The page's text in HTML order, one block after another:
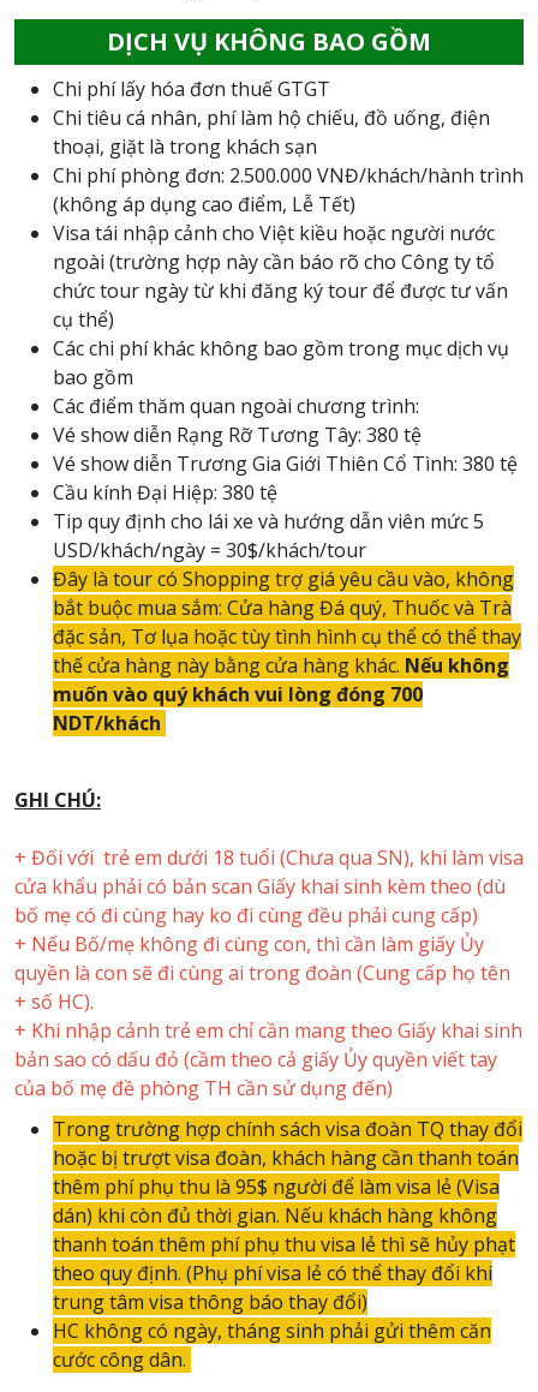
DỊCH VỤ KHÔNG BAO GỒM
Chi phí lấy hóa đơn thuế GTGT
Chi tiêu cá nhân, phí làm hộ chiếu, đồ uống, điện
thoại, giặt là trong khách sạn
Chi phí phòng đơn: 2.500.000 VNĐ/khách/hành trình
(không áp dụng cao điểm, Lễ Tết)
Visa tái nhập cảnh cho Việt kiều hoặc người nước
ngoài (trường hợp này cần báo rõ cho Công ty tổ
chức tour ngày từ khi đăng ký tour để được tư vấn
cụ thể)
Các chi phí khác không bao gồm trong mục dịch vụ
bao gồm
Các điểm thăm quan ngoài chương trình:
Vé show diễn Rạng Rỡ Tương Tây: 380 tệ
Vé show diễn Trương Gia Giới Thiên Cổ Tình: 380 tệ
Cầu kính Đại Hiệp: 380 tệ
Tip quy định cho lái xe và hướng dẫn viên mức 5
USD/khách/ngày = 30$/khách/tour
Đây là tour có Shopping trợ giá yêu cầu vào, không
bắt buộc mua sắm: Cửa hàng Đá quý, Thuốc và Trà
đặc sản, Tơ lụa hoặc tùy tình hình cụ thể có thể thay
thế cửa hàng này bằng cửa hàng khác. Nếu không
muốn vào quý khách vui lòng đóng 700
NDT/khách
GHI CHÚ:
+ Đối với trẻ em dưới 18 tuổi (Chưa qua SN), khi làm visa
cửa khẩu phải có bản scan Giấy khai sinh kèm theo (dù
bố mẹ có đi cùng hay ko đi cùng đều phải cung cấp)
+ Nếu Bố/mẹ không đi cùng con, thì cần làm giấy Ủy
quyền là con sẽ đi cùng ai trong đoàn (Cung cấp họ tên
+ số HC).
+ Khi nhập cảnh trẻ em chỉ cần mang theo Giấy khai sinh
bản sao có dấu đỏ (cầm theo cả giấy Ủy quyền viết tay
của bố mẹ đề phòng TH cần sử dụng đến)
Trong trường hợp chính sách visa đoàn TQ thay đổi
hoặc bị trượt visa đoàn, khách hàng cần thanh toán
thêm phí phụ thu là 95$ người để làm visa lẻ (Visa
dán) khi còn đủ thời gian. Nếu khách hàng không
thanh toán thêm phí phụ thu visa lẻ thì sẽ hủy phạt
theo quy định. (Phụ phí visa lẻ có thể thay đổi khi
trung tâm visa thông báo thay đổi)
HC không có ngày, tháng sinh phải gửi thêm căn
cước công dân.